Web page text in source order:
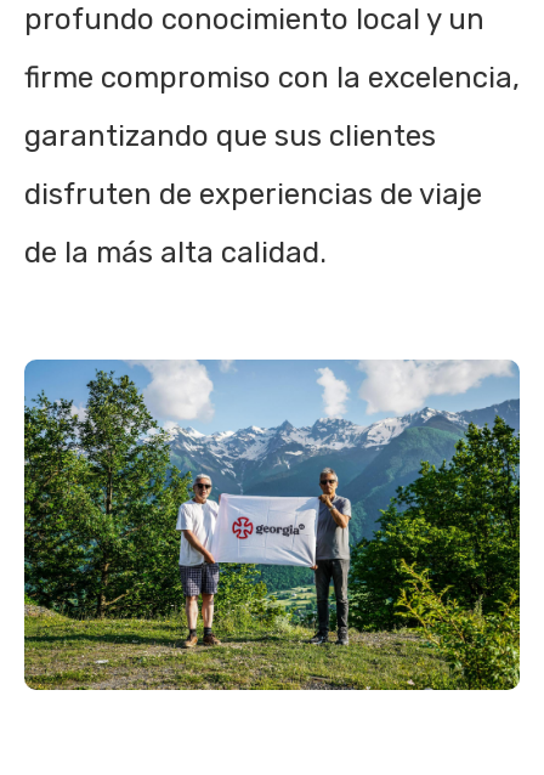
profundo conocimiento local y un
firme compromiso con la excelencia,
garantizando que sus clientes
disfruten de experiencias de viaje
de la más alta calidad.